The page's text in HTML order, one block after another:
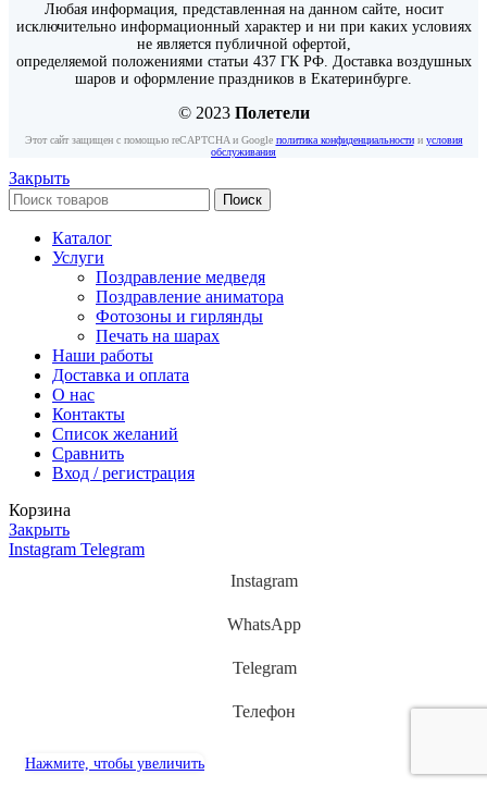
Нажмите, чтобы увеличить
Любая информация, представленная на данном сайте, носит
исключительно информационный характер и ни при каких условиях
не является публичной офертой,
определяемой положениями статьи 437 ГК РФ. Доставка воздушных
шаров и оформление праздников в Екатеринбурге.
© 2023 Полетели
Этот сайт защищен с помощью reCAPTCHA и Google политика конфиденциальностии условия
обслуживания
Закрыть
Поиск
Каталог
Услуги
Поздравление медведя
Поздравление аниматора
Фотозоны и гирлянды
Печать на шарах
Наши работы
Доставка и оплата
О нас
Контакты
Список желаний
Сравнить
Вход / регистрация
Корзина
Закрыть
Instagram Telegram
Instagram
WhatsApp
Telegram
Телефон